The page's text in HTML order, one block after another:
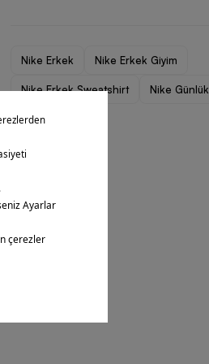
Nike Erkek Nike Erkek Giyim
Nike Erkek Sweatshirt Nike Günlük